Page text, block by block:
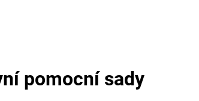
pomocní sady